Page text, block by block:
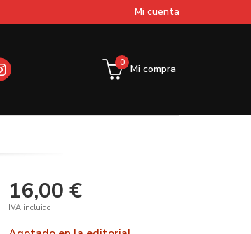
Mi cuenta
Mi compra
0
16,00 €
IVA incluido